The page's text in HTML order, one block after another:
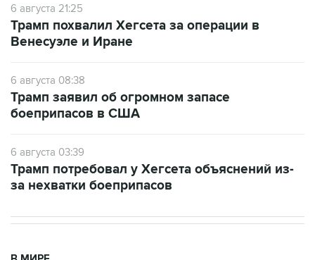
Венесуэле и Иране
6 августа 08:38
боеприпасов в США
6 августа 03:39
за нехватки боеприпасов